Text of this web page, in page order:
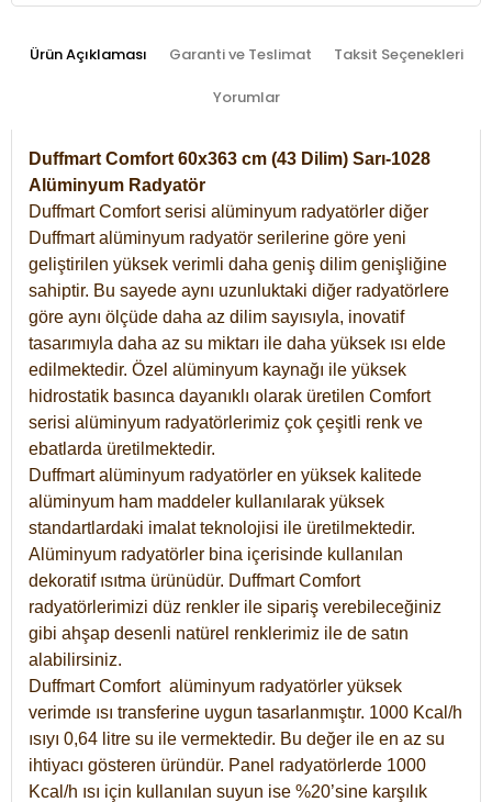
Ürün Açıklaması Garanti ve Teslimat Taksit Seçenekleri
Yorumlar
Duffmart Comfort 60x363 cm (43 Dilim) Sarı-1028
Alüminyum Radyatör
Duffmart Comfort serisi alüminyum radyatörler diğer
Duffmart alüminyum radyatör serilerine göre yeni
geliştirilen yüksek verimli daha geniş dilim genişliğine
sahiptir. Bu sayede aynı uzunluktaki diğer radyatörlere
göre aynı ölçüde daha az dilim sayısıyla, inovatif
tasarımıyla daha az su miktarı ile daha yüksek ısı elde
edilmektedir. Özel alüminyum kaynağı ile yüksek
hidrostatik basınca dayanıklı olarak üretilen Comfort
serisi alüminyum radyatörlerimiz çok çeşitli renk ve
ebatlarda üretilmektedir.
Duffmart alüminyum radyatörler en yüksek kalitede
alüminyum ham maddeler kullanılarak yüksek
standartlardaki imalat teknolojisi ile üretilmektedir.
Alüminyum radyatörler bina içerisinde kullanılan
dekoratif ısıtma ürünüdür. Duffmart Comfort
radyatörlerimizi düz renkler ile sipariş verebileceğiniz
gibi ahşap desenli natürel renklerimiz ile de satın
alabilirsiniz.
Duffmart Comfort alüminyum radyatörler yüksek
verimde ısı transferine uygun tasarlanmıştır. 1000 Kcal/h
ısıyı 0,64 litre su ile vermektedir. Bu değer ile en az su
ihtiyacı gösteren üründür. Panel radyatörlerde 1000
Kcal/h ısı için kullanılan suyun ise %20’sine karşılık